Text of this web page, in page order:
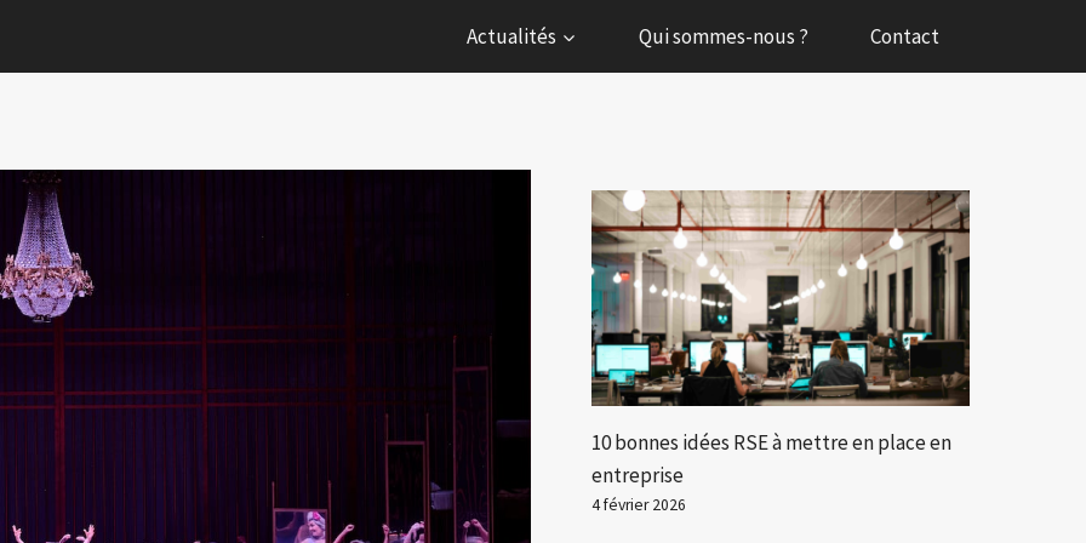
Actualités Qui sommes-nous ? Contact
10 bonnes idées RSE à mettre en place en
entreprise
4 février 2026